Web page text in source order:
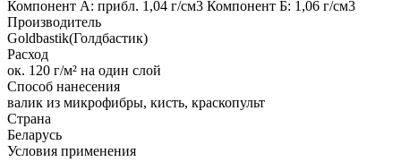
Компонент А: прибл. 1,04 г/см3 Компонент Б: 1,06 г/см3
Производитель
Goldbastik(Голдбастик)
Расход
ок. 120 г/м² на один слой
Способ нанесения
валик из микрофибры, кисть, краскопульт
Страна
Беларусь
Условия применения